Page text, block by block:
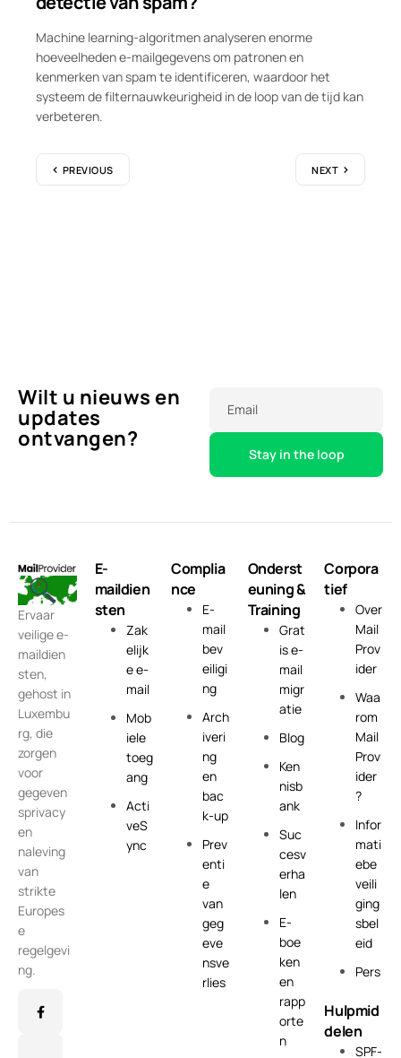
Machine learning-algoritmen analyseren enorme
hoeveelheden e-mailgegevens om patronen en
kenmerken van spam te identificeren, waardoor het
systeem de filternauwkeurigheid in de loop van de tijd kan
verbeteren.
PREVIOUS NEXT
Wilt u nieuws en
updates
ontvangen?
Email
Ervaar
veilige e-
maildien
sten,
gehost in
Luxembu
rg, die
zorgen
voor
gegeven
sprivacy
en
naleving
van
strikte
Europes
e
regelgevi
ng.
E-
maildien
sten
Zak
elijk
e e-
mail
Mob
iele
toeg
ang
Acti
veS
ync
Complia
nce
E-
mail
bev
eiligi
ng
Arch
iveri
ng
en
bac
k-up
Prev
enti
e
van
geg
eve
nsve
rlies
Onderst
euning &
Training
Grat
is e-
mail
migr
atie
Blog
Ken
nisb
ank
Suc
cesv
erha
len
E-
boe
ken
en
rapp
orte
n
Corpora
tief
Over
Mail
Prov
ider
Waa
rom
Mail
Prov
ider
?
Infor
mati
ebe
veili
ging
sbel
eid
Pers
Hulpmid
delen
SPF-